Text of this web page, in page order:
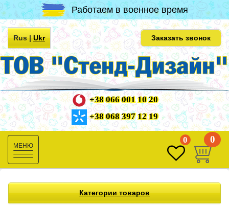
Работаем в военное время
Rus|Ukr Заказать звонок
+38 066 001 10 20
+38 068 397 12 19
Toggle
navigation
0 0
Категории товаров